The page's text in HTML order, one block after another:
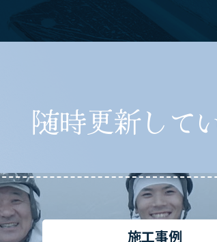
随時更新して
施工事例